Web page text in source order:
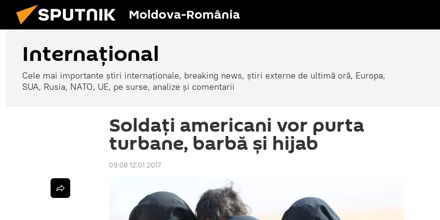
Moldova-România
Internaţional
Cele mai importante știri internaționale, breaking news, știri externe de ultimă oră, Europa,
SUA, Rusia, NATO, UE, pe surse, analize și comentarii
Soldați americani vor purta
turbane, barbă și hijab
09:08 12.01.2017